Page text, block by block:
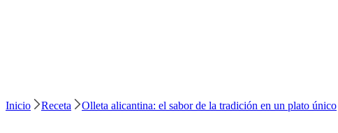
Inicio Receta Olleta alicantina: el sabor de la tradición en un plato único